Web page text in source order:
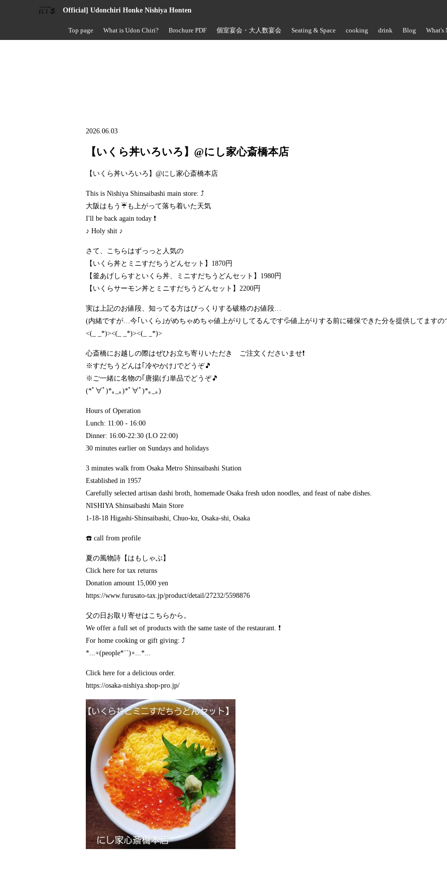
Official] Udonchiri Honke Nishiya Honten
Top page What is Udon Chiri? Brochure PDF 個室宴会・大人数宴会 Seating & Space cooking drink Blog What's
2026.06.03
【いくら丼いろいろ】@にし家心斎橋本店
【いくら丼いろいろ】@にし家心斎橋本店
This is Nishiya Shinsaibashi main store: ⤴️
大阪はもう☔も上がって落ち着いた天気
I'll be back again today ❗
♪ Holy shit ♪
さて、こちらはずっっと人気の
【いくら丼とミニすだちうどんセット】1870円
【釜あげしらすといくら丼、ミニすだちうどんセット】1980円
【いくらサーモン丼とミニすだちうどんセット】2200円
実は上記のお値段、知ってる方はびっくりする破格のお値段…
(内緒ですが…今｢いくら｣がめちゃめちゃ値上がりしてるんです💦値上がりする前に確保できた分を提供してますの
<(_ _*)><(_ _*)><(_ _*)>
心斎橋にお越しの際はぜひお立ち寄りいただき ご注文くださいませ❗
※すだちうどんは｢冷やかけ｣でどうぞ🎵
※ご一緒に名物の｢唐揚げ｣単品でどうぞ🎵
(*ﾟ∀ﾟ)*｡_｡)*ﾟ∀ﾟ)*｡_｡)
Hours of Operation
Lunch: 11:00 - 16:00
Dinner: 16:00-22:30 (LO 22:00)
30 minutes earlier on Sundays and holidays
3 minutes walk from Osaka Metro Shinsaibashi Station
Established in 1957
Carefully selected artisan dashi broth, homemade Osaka fresh udon noodles, and feast of nabe dishes.
NISHIYA Shinsaibashi Main Store
1-18-18 Higashi-Shinsaibashi, Chuo-ku, Osaka-shi, Osaka
☎️ call from profile
夏の風物詩【はもしゃぶ】
Click here for tax returns
Donation amount 15,000 yen
https://www.furusato-tax.jp/product/detail/27232/5598876
父の日お取り寄せはこちらから。
We offer a full set of products with the same taste of the restaurant. ❗️
For home cooking or gift giving: ⤴️
*...+(people*´´)+...*...
Click here for a delicious order.
https://osaka-nishiya.shop-pro.jp/